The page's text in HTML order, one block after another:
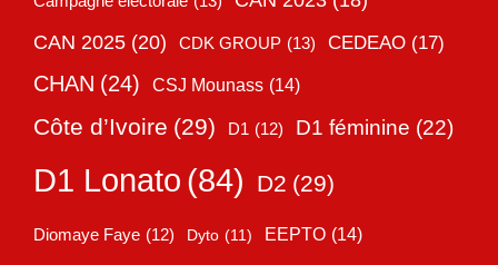
CAN 2025 (20) CDK GROUP (13) CEDEAO (17)
CHAN (24) CSJ Mounass (14)
Côte d’Ivoire (29) D1 (12) D1 féminine (22)
D1 Lonato (84) D2 (29)
Diomaye Faye (12) Dyto (11) EEPTO (14)